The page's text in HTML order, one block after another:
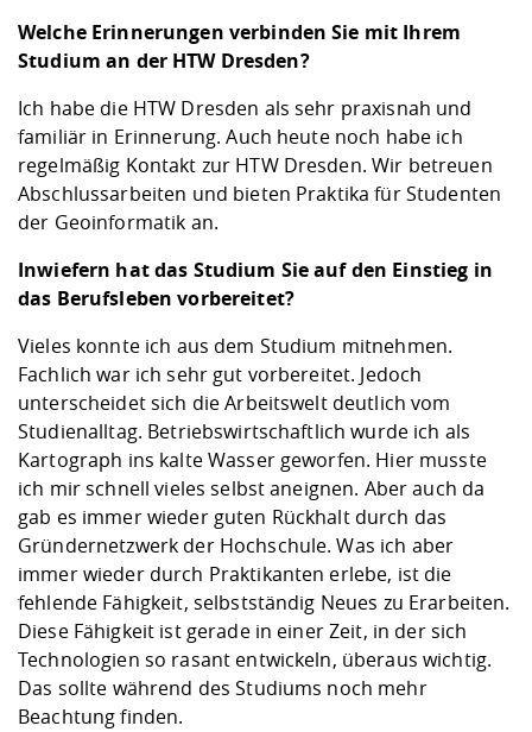
Welche Erinnerungen verbinden Sie mit Ihrem
Studium an der HTW Dresden?
Ich habe die HTW Dresden als sehr praxisnah und
familiär in Erinnerung. Auch heute noch habe ich
regelmäßig Kontakt zur HTW Dresden. Wir betreuen
Abschlussarbeiten und bieten Praktika für Studenten
der Geoinformatik an.
Inwiefern hat das Studium Sie auf den Einstieg in
das Berufsleben vorbereitet?
Vieles konnte ich aus dem Studium mitnehmen.
Fachlich war ich sehr gut vorbereitet. Jedoch
unterscheidet sich die Arbeitswelt deutlich vom
Studienalltag. Betriebswirtschaftlich wurde ich als
Kartograph ins kalte Wasser geworfen. Hier musste
ich mir schnell vieles selbst aneignen. Aber auch da
gab es immer wieder guten Rückhalt durch das
Gründernetzwerk der Hochschule. Was ich aber
immer wieder durch Praktikanten erlebe, ist die
fehlende Fähigkeit, selbstständig Neues zu Erarbeiten.
Diese Fähigkeit ist gerade in einer Zeit, in der sich
Technologien so rasant entwickeln, überaus wichtig.
Das sollte während des Studiums noch mehr
Beachtung finden.